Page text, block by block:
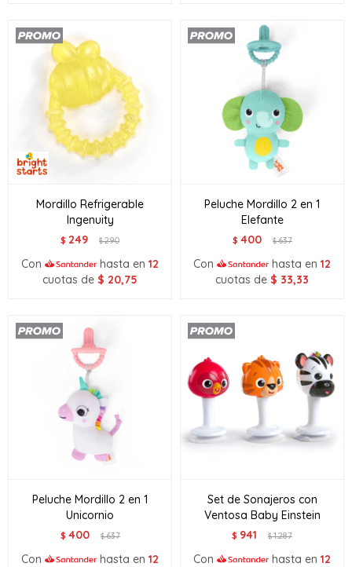
Mordillo Refrigerable
Ingenuity
$ 249 $290
Con hasta en 12
cuotas de $ 20,75
Peluche Mordillo 2 en 1
Elefante
$ 400 $637
Con hasta en 12
cuotas de $ 33,33
Peluche Mordillo 2 en 1
Unicornio
$ 400 $637
Con hasta en 12
Set de Sonajeros con
Ventosa Baby Einstein
$ 941 $1.287
Con hasta en 12